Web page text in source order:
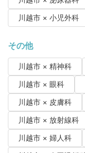
川越市 × 小児外科
その他
川越市 × 精神科
川越市 × 眼科
川越市 × 皮膚科
川越市 × 放射線科
川越市 × 婦人科